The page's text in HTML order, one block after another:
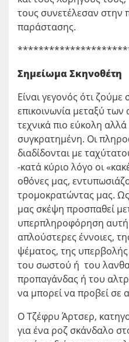
τους συνετέλεσαν στην
παράστασης.
Σημείωμα Σκηνοθέτη
Είναι γεγονός ότι
επικοινωνία μεταξύ των
τεχνικά πιο εύκολη
συγκρατημένη. Οι
διαδίδονται με
-κατά κύριο λόγο οι
οθόνες μας,
τρομοκρατώντας μας. Ως
μας σκέψη προσπαθεί
υπερπληροφόρηση αυτή
απλούστερες έννοιες,
ψέματος, της
του σωστού ή του
προπαγάνδας ή του
να μπορεί να προβεί
Ο Τζέφρυ Άρτσερ,
για ένα ροζ σκάνδαλο